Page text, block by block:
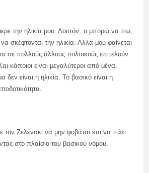
την ηλικία μου. Λοιπόν, τι μπορώ να πω;
σκέφτονται την ηλικία. Αλλά μου φαίνεται
σε πολλούς άλλους πολιτικούς επιτελούν
κάποιοι είναι μεγαλύτεροι από μένα.
δεν είναι η ηλικία. Το βασικό είναι η
τον Ζελένσκι να μην φοβάται και να πάει
στο πλαίσιο του βασικού νόμου.